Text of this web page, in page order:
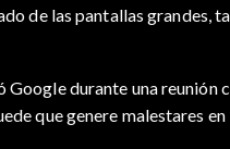
de las pantallas grandes,
Google durante una reunión
que genere malestares en